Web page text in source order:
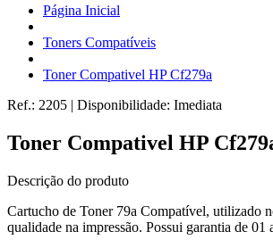
Página Inicial
Toners Compatíveis
Toner Compativel HP Cf279a
Ref.: 2205 | Disponibilidade: Imediata
Toner Compativel HP
Descrição do produto
Cartucho de Toner 79a Compatível, utilizado
qualidade na impressão. Possui garantia de